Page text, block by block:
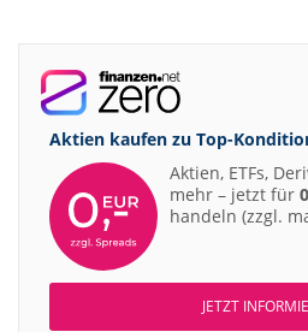
Aktien kaufen zu Top-
Aktien, ETFs,
mehr – jetzt für
handeln (zzgl.
JETZT